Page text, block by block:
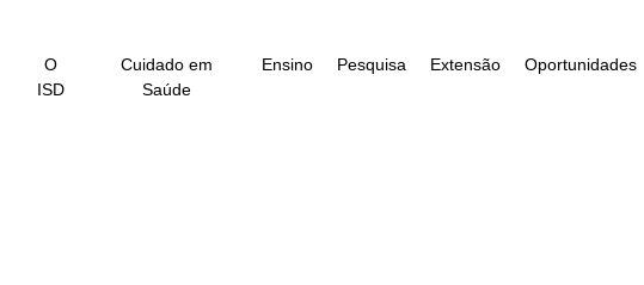
O
ISD
Cuidado em
Saúde
Ensino Pesquisa Extensão Oportunidades